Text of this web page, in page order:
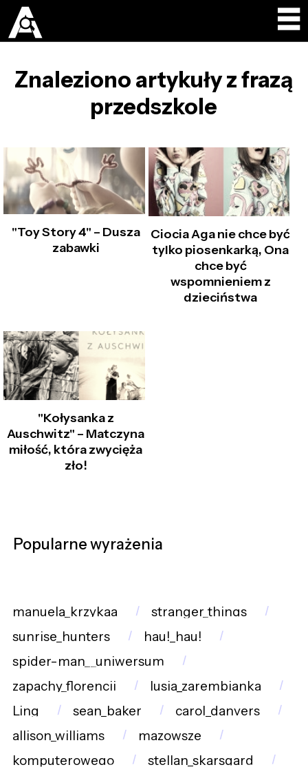
Znaleziono artykuły z frazą
przedszkole
"Toy Story 4" – Dusza
zabawki
Ciocia Aga nie chce być
tylko piosenkarką, Ona
chce być
wspomnieniem z
dzieciństwa
"Kołysanka z
Auschwitz" – Matczyna
miłość, która zwycięża
zło!
Popularne wyrażenia
manuela_krzykaa
stranger_things
sunrise_hunters
hau!_hau!
spider-man__uniwersum
zapachy_florencji
lusia_zarembianka
Ling
sean_baker
carol_danvers
allison_williams
mazowsze
komputerowego
stellan_skarsgard